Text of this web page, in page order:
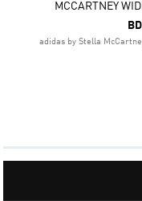
MCCARTNEY